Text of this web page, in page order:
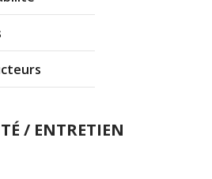
/ ENTRETIEN